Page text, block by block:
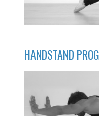
HANDSTAND